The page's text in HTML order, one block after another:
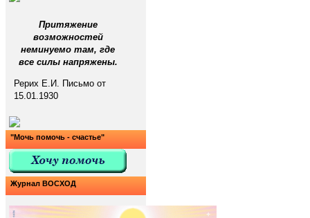
Притяжение
возможностей
неминуемо там, где
все силы напряжены.
Рерих Е.И. Письмо от
15.01.1930
"Мочь помочь - счастье"
Журнал ВОСХОД